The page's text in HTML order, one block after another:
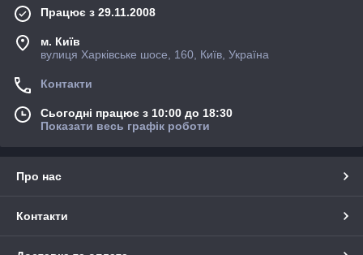
Працює з 29.11.2008
м. Київ
вулиця Харківське шосе, 160, Київ, Україна
Контакти
Сьогодні працює з 10:00 до 18:30
Показати весь графік роботи
Про нас
Контакти